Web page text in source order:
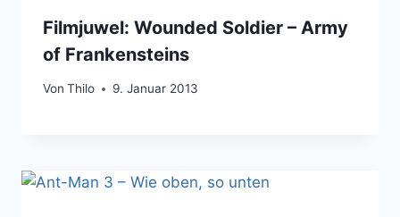
Filmjuwel: Wounded Soldier – Army
of Frankensteins
Von Thilo 9. Januar 2013